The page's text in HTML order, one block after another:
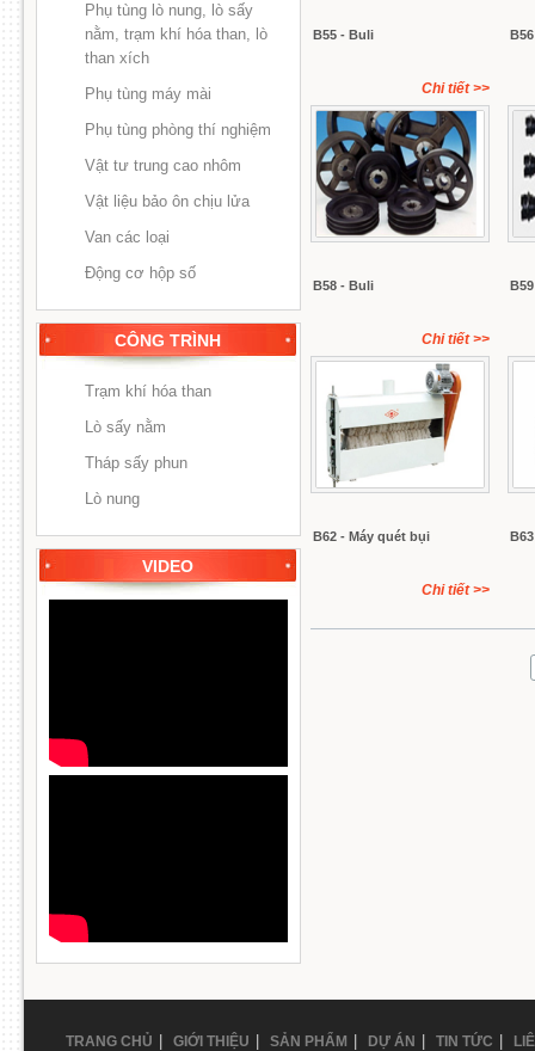
Phụ tùng lò nung, lò sấy
nằm, trạm khí hóa than, lò
than xích
Phụ tùng máy mài
Phụ tùng phòng thí nghiệm
Vật tư trung cao nhôm
Vật liệu bảo ôn chịu lửa
Van các loại
Động cơ hộp số
CÔNG TRÌNH
Trạm khí hóa than
Lò sấy nằm
Tháp sấy phun
Lò nung
VIDEO
B55 - Buli
Chi tiết>>
B58 - Buli
Chi tiết>>
B62 - Máy quét bụi
Chi tiết>>
TRANG CHỦ GIỚI THIỆU SẢN PHẨM DỰ ÁN TIN TỨC